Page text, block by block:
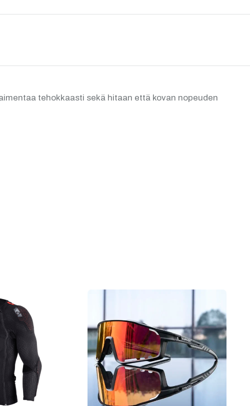
tehokkaasti sekä hitaan että kovan nopeuden